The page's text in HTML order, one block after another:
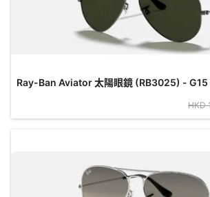
Ray-Ban Aviator 太陽眼鏡 (RB3025) - G15
HKD